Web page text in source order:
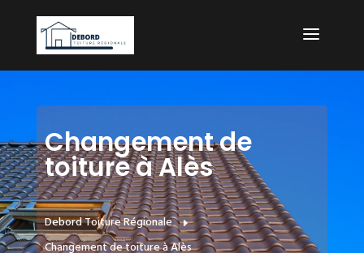
Changement de
toiture à Alès
Debord Toiture Régionale E
Changement de toiture à Alès